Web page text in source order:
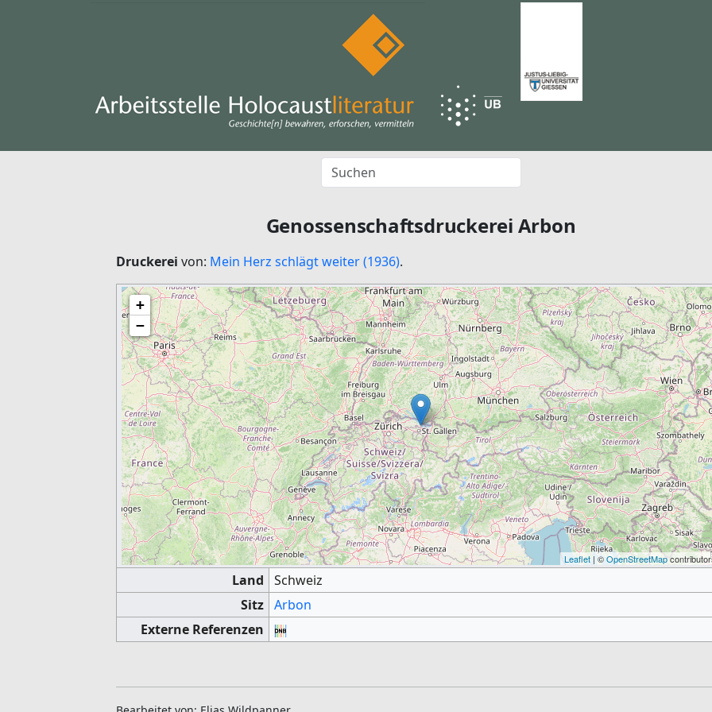
Genossenschaftsdruckerei Arbon
Druckerei von: Mein Herz schlägt weiter (1936).
+
−
Leaflet| ©OpenStreetMap
Land
Schweiz
Sitz
Arbon
Externe Referenzen